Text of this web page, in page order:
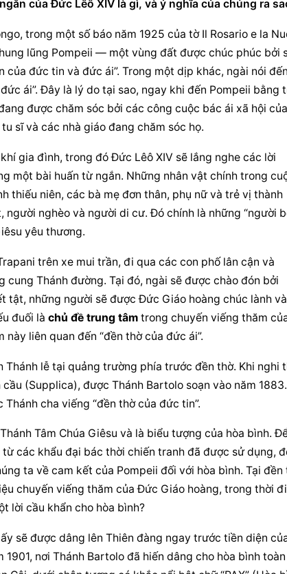
của Đức Lêô XIV là gì, và ý nghĩa của chúng ra
trong một số báo năm 1925 của tờ Il Rosario e la
lũng Pompeii — một vùng đất được chúc phúc bởi
đức tin và đức ái”. Trong một dịp khác, ngài nói đến
ái”. Đây là lý do tại sao, ngay khi đến Pompeii bằng
được chăm sóc bởi các công cuộc bác ái xã hội của
sĩ và các nhà giáo đang chăm sóc họ.
gia đình, trong đó Đức Lêô XIV sẽ lắng nghe các lời
một bài huấn từ ngắn. Những nhân vật chính trong
thiếu niên, các bà mẹ đơn thân, phụ nữ và trẻ vị thành
nghèo và người di cư. Đó chính là những “người
yêu thương.
trên xe mui trần, đi qua các con phố lân cận và
Thánh đường. Tại đó, ngài sẽ được chào đón bởi
tật, những người sẽ được Đức Giáo hoàng chúc lành và
đuối là chủ đề trung tâm trong chuyến viếng thăm
liên quan đến “đền thờ của đức ái”.
Thánh lễ tại quảng trường phía trước đền thờ. Khi nghi
(Supplica), được Thánh Bartolo soạn vào năm 1883.
cha viếng “đền thờ của đức tin”.
Tâm Chúa Giêsu và là biểu tượng của hòa bình.
các khẩu đại bác thời chiến tranh đã được sử dụng,
ta về cam kết của Pompeii đối với hòa bình. Tại đền
chuyến viếng thăm của Đức Giáo hoàng, trong thời
lời cầu khẩn cho hòa bình?
ấy sẽ được dâng lên Thiên đàng ngay trước tiền diện
nơi Thánh Bartolo đã hiến dâng cho hòa bình toàn